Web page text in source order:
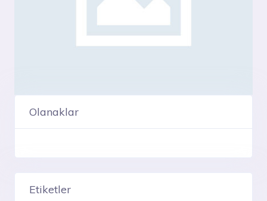
Olanaklar
Etiketler